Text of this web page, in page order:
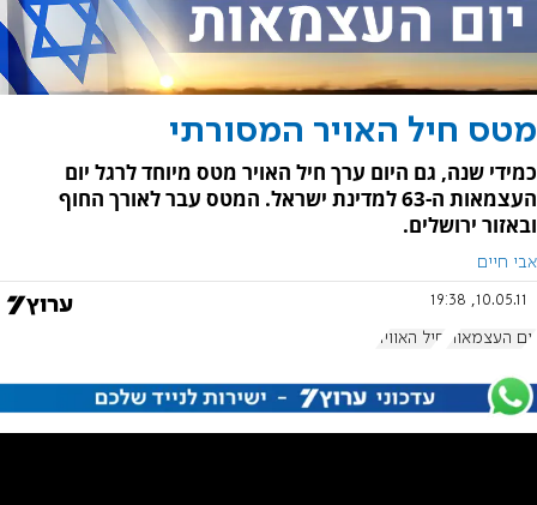
מטס חיל האויר המסורתי
כמידי שנה, גם היום ערך חיל האויר מטס מיוחד לרגל יום
העצמאות ה-63 למדינת ישראל. המטס עבר לאורך החוף
ובאזור ירושלים.
אבי חיים
10.05.11, 19:38
יום העצמאות חיל האוויר